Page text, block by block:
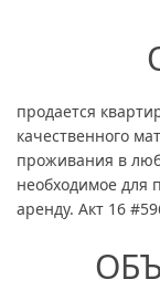
продается
качественного
проживания в
необходимое для
аренду. Акт 16